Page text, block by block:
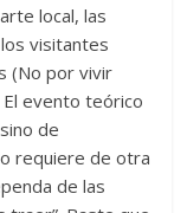
local, las
visitantes
(No por vivir
evento teórico
de
requiere de otra
de las